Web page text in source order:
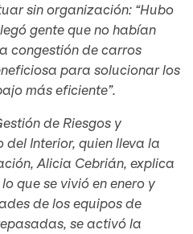
sin organización: “Hubo
gente que no habían
congestión de carros
para solucionar los
más eficiente”.
de Riesgos y
del Interior, quien lleva la
Alicia Cebrián, explica
que se vivió en enero y
de los equipos de
se activó la